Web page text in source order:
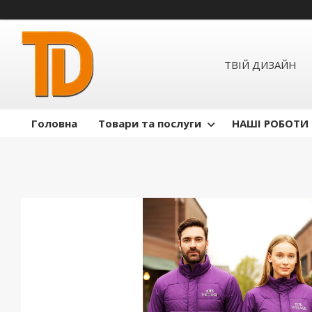
ТВІЙ ДИЗАЙН
Головна Товари та послуги НАШІ РОБОТИ